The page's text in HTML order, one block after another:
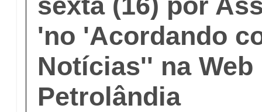
'no 'Acordando
Notícias'' na Web
Petrolândia